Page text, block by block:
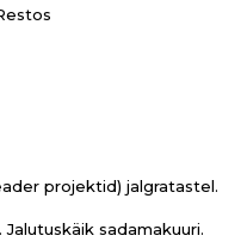
projektid) jalgratastel.
Jalutuskäik sadamakuuri.